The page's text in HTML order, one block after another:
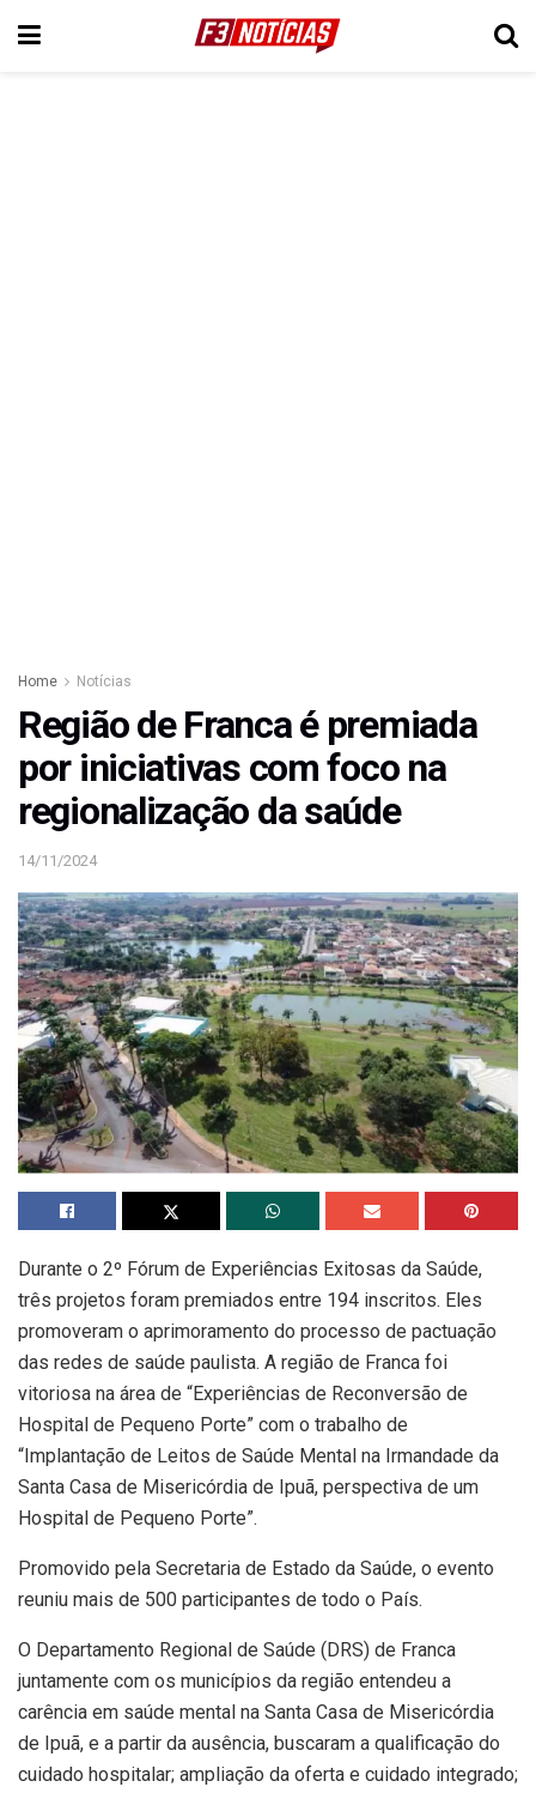
Home Notícias
Região de Franca é premiada
por iniciativas com foco na
regionalização da saúde
14/11/2024
Durante o 2º Fórum de Experiências Exitosas da Saúde,
três projetos foram premiados entre 194 inscritos. Eles
promoveram o aprimoramento do processo de pactuação
das redes de saúde paulista. A região de Franca foi
vitoriosa na área de “Experiências de Reconversão de
Hospital de Pequeno Porte” com o trabalho de
“Implantação de Leitos de Saúde Mental na Irmandade da
Santa Casa de Misericórdia de Ipuã, perspectiva de um
Hospital de Pequeno Porte”.
Promovido pela Secretaria de Estado da Saúde, o evento
reuniu mais de 500 participantes de todo o País.
O Departamento Regional de Saúde (DRS) de Franca
juntamente com os municípios da região entendeu a
carência em saúde mental na Santa Casa de Misericórdia
de Ipuã, e a partir da ausência, buscaram a qualificação do
cuidado hospitalar; ampliação da oferta e cuidado integrado;